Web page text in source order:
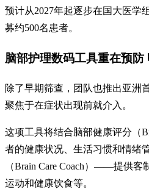
预计从2027年起逐步在国大医学
募约500名患者。
脑部护理数码工具重在预防
除了早期筛查，团队也推出亚洲
聚焦于在症状出现前就介入。
这项工具将结合脑部健康评分（
者的健康状况、生活习惯和情绪
（Brain Care Coach）——提供客
运动和健康饮食等。